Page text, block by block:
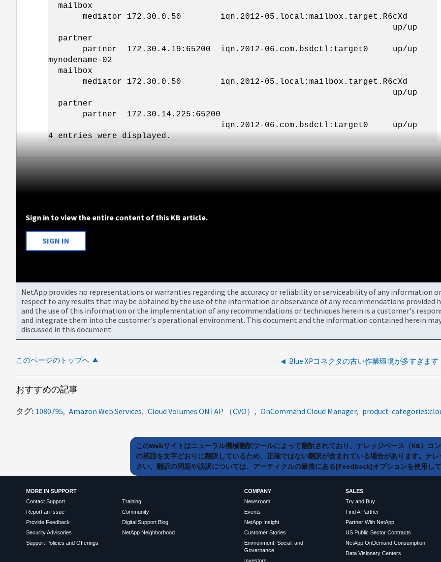
mailbox
mediator 172.30.0.50 iqn.2012-05.local:mailbox.target.R6cXd
up/up
partner
partner 172.30.4.19:65200 iqn.2012-06.com.bsdctl:target0 up/up
mynodename-02
mailbox
mediator 172.30.0.50 iqn.2012-05.local:mailbox.target.R6cXd
up/up
partner
partner 172.30.14.225:65200
iqn.2012-06.com.bsdctl:target0 up/up
4 entries were displayed.
Sign in to view the entire content of this KB article.
SIGN IN
NetApp provides no representations or warranties regarding the accuracy or reliability or serviceability of any information
respect to any results that may be obtained by the use of the information or observance of any recommendations provided
and the use of this information or the implementation of any recommendations or techniques herein is a customer's
and integrate them into the customer's operational environment. This document and the information contained herein
discussed in this document.
このページのトップへ Blue XPコネクタの古い作業環境が多すぎます
おすすめの記事
タグ 1080795 Amazon Web Services Cloud Volumes ONTAP （CVO） OnCommand Cloud Manager product-
このWebサイトはニューラル機械翻訳ツールによって翻訳されており、ナレッジベース（KB）
の英語を文字どおりに翻訳しているため、正確ではない翻訳が含まれている場合があります。ナ
さい。翻訳の問題や誤訳については、アーティクルの最後にある[Feedback]オプションを使用して
MORE IN SUPPORT
Contact Support
Report an Issue
Provide Feedback
Security Advisories
Support Policies and Offerings
Training
Community
Digital Support Blog
NetApp Neighborhood
COMPANY
Newsroom
Events
NetApp Insight
Customer Stories
Environment, Social, and
Governance
Investors
SALES
Try and Buy
Find A Partner
Partner With NetApp
US Public Sector Contracts
NetApp OnDemand Consumption
Data Visionary Centers